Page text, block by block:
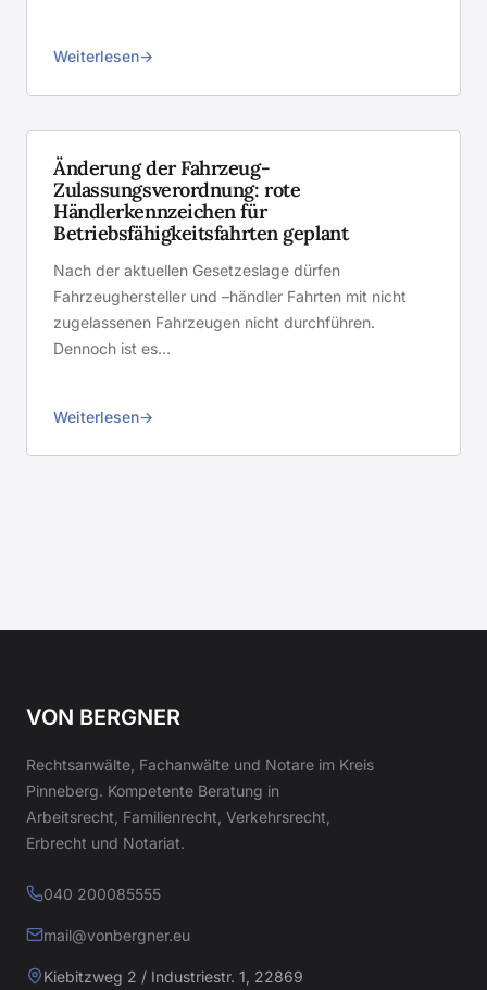
Weiterlesen
Änderung der Fahrzeug-
Zulassungsverordnung: rote
Händlerkennzeichen für
Betriebsfähigkeitsfahrten geplant
Nach der aktuellen Gesetzeslage dürfen
Fahrzeughersteller und –händler Fahrten mit nicht
zugelassenen Fahrzeugen nicht durchführen.
Dennoch ist es…
Weiterlesen
VON BERGNER
Rechtsanwälte, Fachanwälte und Notare im Kreis
Pinneberg. Kompetente Beratung in
Arbeitsrecht, Familienrecht, Verkehrsrecht,
Erbrecht und Notariat.
040 200085555
mail@vonbergner.eu
Kiebitzweg 2 / Industriestr. 1, 22869